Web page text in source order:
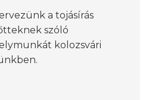
a tojásírás
szóló
kolozsvári